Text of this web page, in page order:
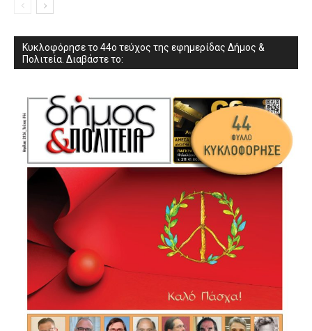
Κυκλοφόρησε το 44ο τεύχος της εφημερίδας Δήμος &
Πολιτεία. Διαβάστε το: